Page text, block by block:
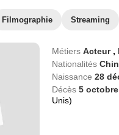
Filmographie Streaming
Métiers Acteur ,
Nationalités
Naissance 28
Décès 5
Unis)